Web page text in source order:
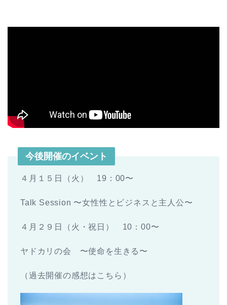
今後開催のイベント
４月１５日（火） 19：00〜
Talk Session 〜女性性とビジネスと主人公〜
４月２９日（火・祝日） 10：00〜
ヤドカリの会 〜使命を生きる〜
（過去開催の感想はこちら）